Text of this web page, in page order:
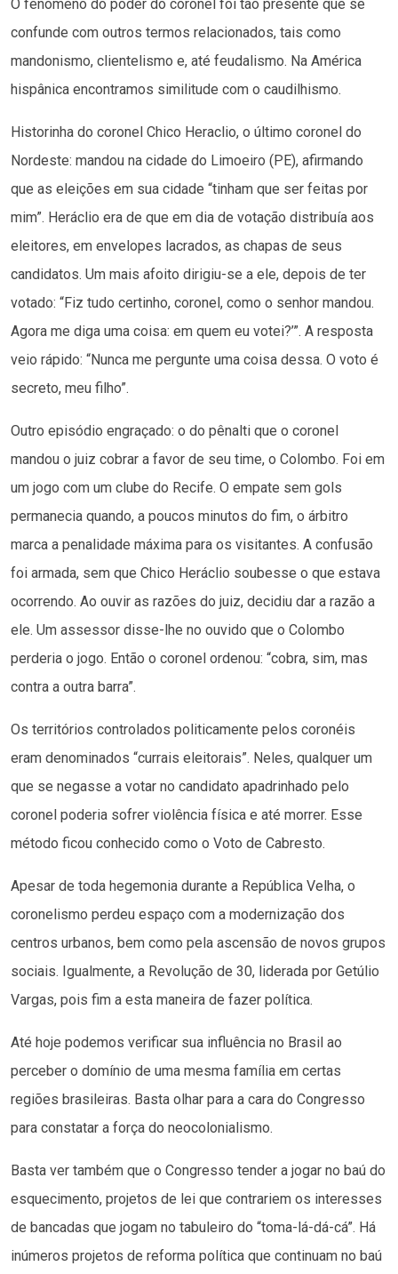
O fenômeno do poder do coronel foi tão presente que se
confunde com outros termos relacionados, tais como
mandonismo, clientelismo e, até feudalismo. Na América
hispânica encontramos similitude com o caudilhismo.
Historinha do coronel Chico Heraclio, o último coronel do
Nordeste: mandou na cidade do Limoeiro (PE), afirmando
que as eleições em sua cidade “tinham que ser feitas por
mim”. Heráclio era de que em dia de votação distribuía aos
eleitores, em envelopes lacrados, as chapas de seus
candidatos. Um mais afoito dirigiu-se a ele, depois de ter
votado: “Fiz tudo certinho, coronel, como o senhor mandou.
Agora me diga uma coisa: em quem eu votei?’”. A resposta
veio rápido: “Nunca me pergunte uma coisa dessa. O voto é
secreto, meu filho”.
Outro episódio engraçado: o do pênalti que o coronel
mandou o juiz cobrar a favor de seu time, o Colombo. Foi em
um jogo com um clube do Recife. O empate sem gols
permanecia quando, a poucos minutos do fim, o árbitro
marca a penalidade máxima para os visitantes. A confusão
foi armada, sem que Chico Heráclio soubesse o que estava
ocorrendo. Ao ouvir as razões do juiz, decidiu dar a razão a
ele. Um assessor disse-lhe no ouvido que o Colombo
perderia o jogo. Então o coronel ordenou: “cobra, sim, mas
contra a outra barra”.
Os territórios controlados politicamente pelos coronéis
eram denominados “currais eleitorais”. Neles, qualquer um
que se negasse a votar no candidato apadrinhado pelo
coronel poderia sofrer violência física e até morrer. Esse
método ficou conhecido como o Voto de Cabresto.
Apesar de toda hegemonia durante a República Velha, o
coronelismo perdeu espaço com a modernização dos
centros urbanos, bem como pela ascensão de novos grupos
sociais. Igualmente, a Revolução de 30, liderada por Getúlio
Vargas, pois fim a esta maneira de fazer política.
Até hoje podemos verificar sua influência no Brasil ao
perceber o domínio de uma mesma família em certas
regiões brasileiras. Basta olhar para a cara do Congresso
para constatar a força do neocolonialismo.
Basta ver também que o Congresso tender a jogar no baú do
esquecimento, projetos de lei que contrariem os interesses
de bancadas que jogam no tabuleiro do “toma-lá-dá-cá”. Há
inúmeros projetos de reforma política que continuam no baú